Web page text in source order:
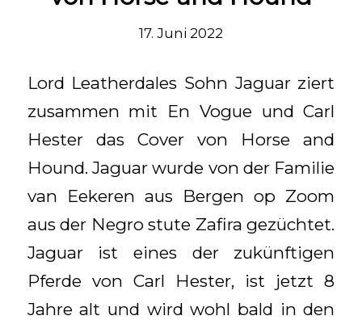
17. Juni 2022
Lord Leatherdales Sohn Jaguar ziert
zusammen mit En Vogue und Carl
Hester das Cover von Horse and
Hound. Jaguar wurde von der Familie
van Eekeren aus Bergen op Zoom
aus der Negro stute Zafira gezüchtet.
Jaguar ist eines der zukünftigen
Pferde von Carl Hester, ist jetzt 8
Jahre alt und wird wohl bald in den